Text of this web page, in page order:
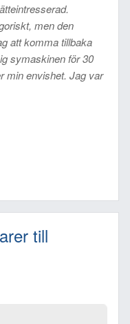
men den
att komma tillbaka
symaskinen för 30
min envishet. Jag var
till